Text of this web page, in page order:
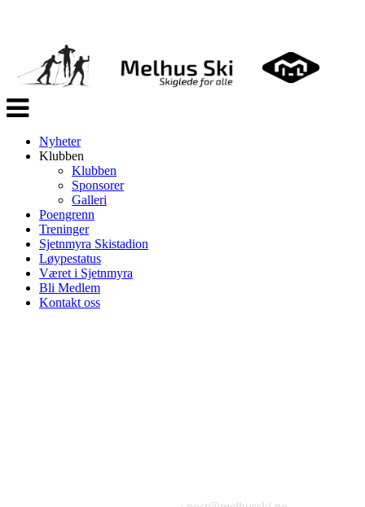
Veksle
navigasjon
Nyheter
Klubben
Klubben
Sponsorer
Galleri
Poengrenn
Treninger
Sjetnmyra Skistadion
Løypestatus
Været i Sjetnmyra
Bli Medlem
Kontakt oss